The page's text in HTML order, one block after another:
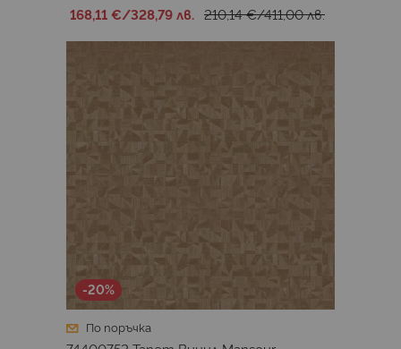
168,11 €/328,79 лв. 210,14 €/411,00 лв.
-20%
По поръчка